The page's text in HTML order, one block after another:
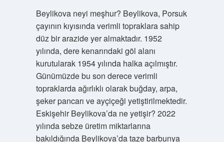
Beylikova neyi meşhur? Beylikova, Porsuk
çayının kıyısında verimli topraklara sahip
düz bir arazide yer almaktadır. 1952
yılında, dere kenarındaki göl alanı
kurutularak 1954 yılında halka açılmıştır.
Günümüzde bu son derece verimli
topraklarda ağırlıklı olarak buğday, arpa,
şeker pancarı ve ayçiçeği yetiştirilmektedir.
Eskişehir Beylikova’da ne yetişir? 2022
yılında sebze üretim miktarlarına
bakıldığında Beylikova’da taze barbunya